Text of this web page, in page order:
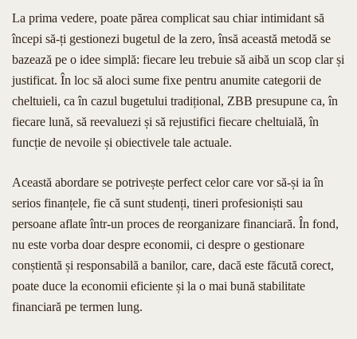
La prima vedere, poate părea complicat sau chiar intimidant să
începi să-ți gestionezi bugetul de la zero, însă această metodă se
bazează pe o idee simplă: fiecare leu trebuie să aibă un scop clar și
justificat. În loc să aloci sume fixe pentru anumite categorii de
cheltuieli, ca în cazul bugetului tradițional, ZBB presupune ca, în
fiecare lună, să reevaluezi și să rejustifici fiecare cheltuială, în
funcție de nevoile și obiectivele tale actuale.
Această abordare se potrivește perfect celor care vor să-și ia în
serios finanțele, fie că sunt studenți, tineri profesioniști sau
persoane aflate într-un proces de reorganizare financiară. În fond,
nu este vorba doar despre economii, ci despre o gestionare
conștientă și responsabilă a banilor, care, dacă este făcută corect,
poate duce la economii eficiente și la o mai bună stabilitate
financiară pe termen lung.